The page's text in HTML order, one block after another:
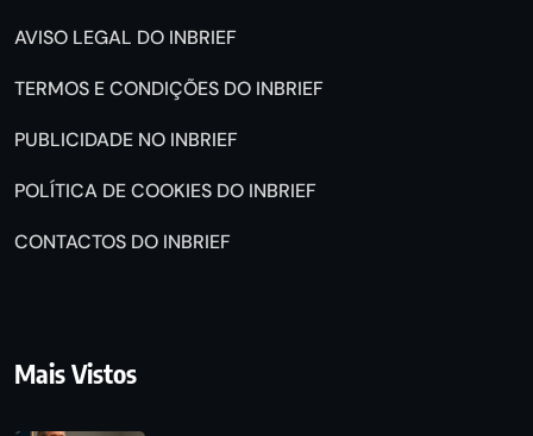
AVISO LEGAL DO INBRIEF
TERMOS E CONDIÇÕES DO INBRIEF
PUBLICIDADE NO INBRIEF
POLÍTICA DE COOKIES DO INBRIEF
CONTACTOS DO INBRIEF
Mais Vistos